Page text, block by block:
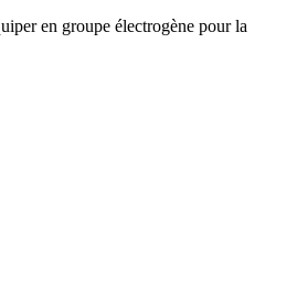
en groupe électrogène pour la